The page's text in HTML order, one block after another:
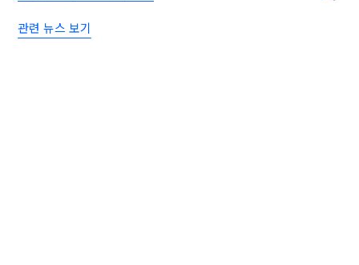
관련 뉴스 보기